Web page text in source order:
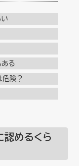
い
ある
危険？
認めるくら